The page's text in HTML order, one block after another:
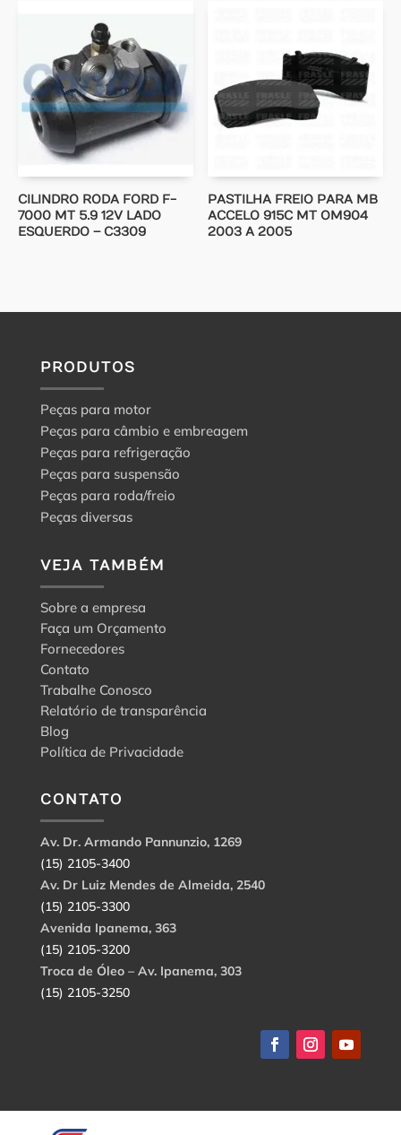
CILINDRO RODA FORD F-
7000 MT 5.9 12V LADO
ESQUERDO – C3309
PASTILHA FREIO PARA MB
ACCELO 915C MT OM904
2003 A 2005
PRODUTOS
Peças para motor
Peças para câmbio e embreagem
Peças para refrigeração
Peças para suspensão
Peças para roda/freio
Peças diversas
VEJA TAMBÉM
Sobre a empresa
Faça um Orçamento
Fornecedores
Contato
Trabalhe Conosco
Relatório de transparência
Blog
Política de Privacidade
CONTATO
Av. Dr. Armando Pannunzio, 1269
(15) 2105-3400
Av. Dr Luiz Mendes de Almeida, 2540
(15) 2105-3300
Avenida Ipanema, 363
(15) 2105-3200
Troca de Óleo – Av. Ipanema, 303
(15) 2105-3250